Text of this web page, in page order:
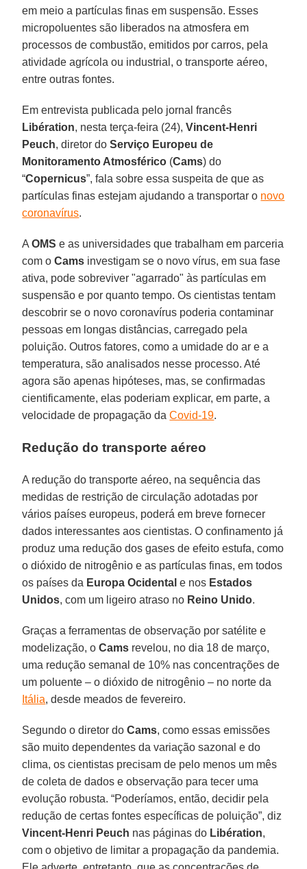
em meio a partículas finas em suspensão. Esses
micropoluentes são liberados na atmosfera em
processos de combustão, emitidos por carros, pela
atividade agrícola ou industrial, o transporte aéreo,
entre outras fontes.
Em entrevista publicada pelo jornal francês
Libération, nesta terça-feira (24),Vincent-Henri
Peuch, diretor doServiço Europeu de
Monitoramento Atmosférico (Cams) do
“Copernicus”, fala sobre essa suspeita de que as
partículas finas estejam ajudando a transportar o novo
coronavírus.
AOMS e as universidades que trabalham em parceria
com oCams investigam se o novo vírus, em sua fase
ativa, pode sobreviver "agarrado" às partículas em
suspensão e por quanto tempo. Os cientistas tentam
descobrir se o novo coronavírus poderia contaminar
pessoas em longas distâncias, carregado pela
poluição. Outros fatores, como a umidade do ar e a
temperatura, são analisados nesse processo. Até
agora são apenas hipóteses, mas, se confirmadas
cientificamente, elas poderiam explicar, em parte, a
velocidade de propagação daCovid-19.
Redução do transporte aéreo
A redução do transporte aéreo, na sequência das
medidas de restrição de circulação adotadas por
vários países europeus, poderá em breve fornecer
dados interessantes aos cientistas. O confinamento já
produz uma redução dos gases de efeito estufa, como
o dióxido de nitrogênio e as partículas finas, em todos
os países da Europa Ocidental e nos Estados
Unidos, com um ligeiro atraso no Reino Unido.
Graças a ferramentas de observação por satélite e
modelização, oCams revelou, no dia 18 de março,
uma redução semanal de 10% nas concentrações de
um poluente – o dióxido de nitrogênio – no norte da
Itália, desde meados de fevereiro.
Segundo o diretor doCams, como essas emissões
são muito dependentes da variação sazonal e do
clima, os cientistas precisam de pelo menos um mês
de coleta de dados e observação para tecer uma
evolução robusta. “Poderíamos, então, decidir pela
redução de certas fontes específicas de poluição”, diz
Vincent-Henri Peuch nas páginas do Libération,
com o objetivo de limitar a propagação da pandemia.